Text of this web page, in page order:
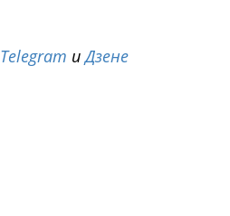
Telegram иДзене